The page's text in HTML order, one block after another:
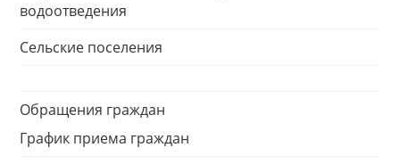
водоотведения
Сельские поселения
Обращения граждан
График приема граждан